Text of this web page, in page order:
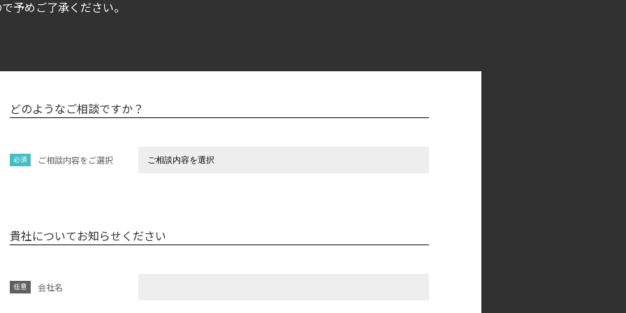
予めご了承ください。
どのようなご相談ですか？
ご相談内容をご選択
貴社についてお知らせください
会社名